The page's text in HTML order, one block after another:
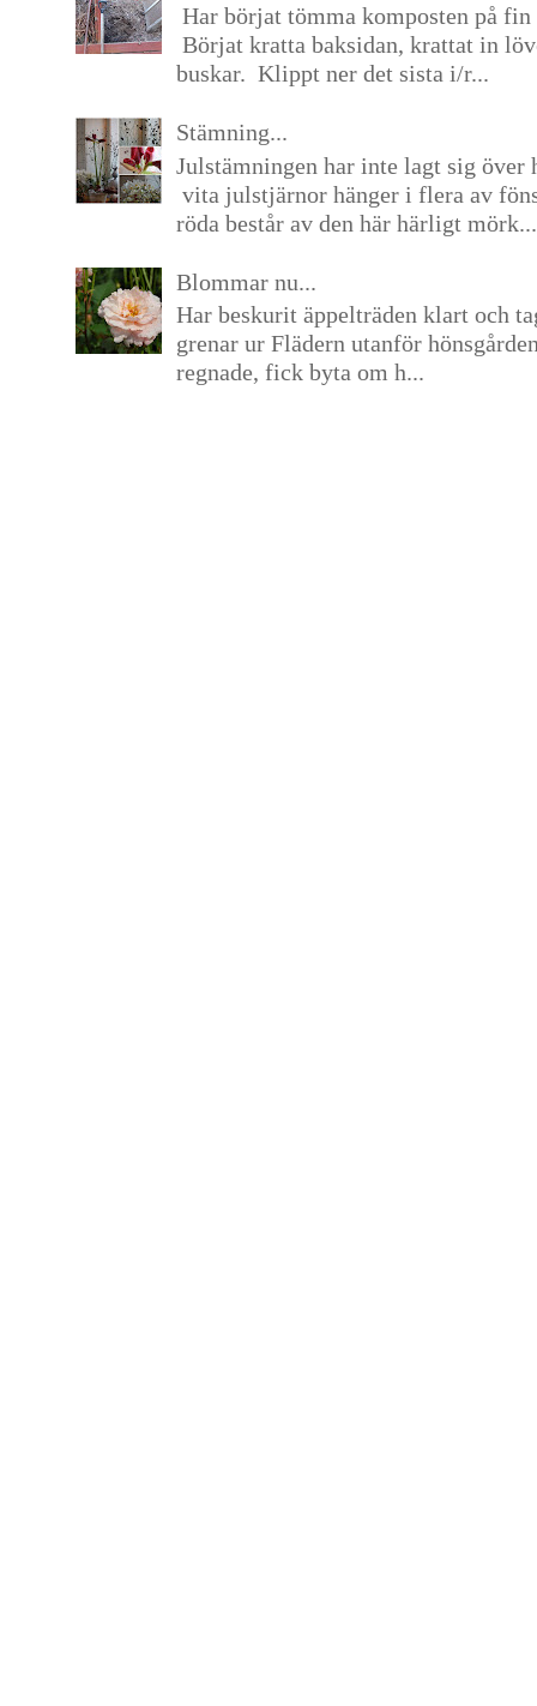
Har börjat tömma komposten på
Börjat kratta baksidan, krattat in
buskar. Klippt ner det sista i/r...
Stämning...
Julstämningen har inte lagt sig över
vita julstjärnor hänger i flera av
röda består av den här härligt mörk...
Blommar nu...
Har beskurit äppelträden klart och
grenar ur Flädern utanför
regnade, fick byta om h...